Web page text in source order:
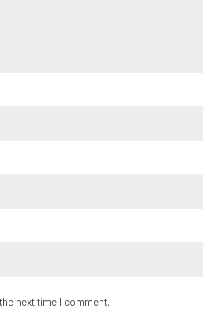
next time I comment.